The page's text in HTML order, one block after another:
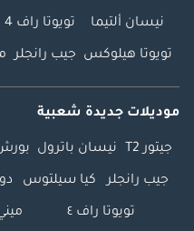
نيسان ألتيما تويوتا راف 4
تويوتا هيلوكس جيب رانجلر
موديلات جديدة شعبية
جيتور T2 نيسان باترول بورش
جيب رانجلر كيا سيلتوس
تويوتا راف ٤